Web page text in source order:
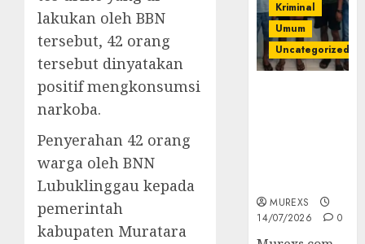
lakukan oleh BBN
tersebut, 42 orang
tersebut dinyatakan
positif mengkonsumsi
narkoba.
Penyerahan 42 orang
warga oleh BNN
Lubuklinggau kepada
pemerintah
kabupaten Muratara
Kriminal
Umum
Uncategorized
MUREXS
14/07/2026
0